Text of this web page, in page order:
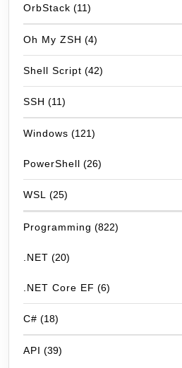
OrbStack (11)
Oh My ZSH (4)
Shell Script (42)
SSH (11)
Windows (121)
PowerShell (26)
WSL (25)
Programming (822)
.NET (20)
.NET Core EF (6)
C# (18)
API (39)